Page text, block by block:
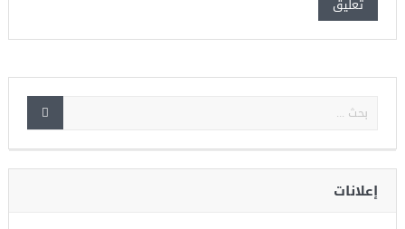
إعلانات